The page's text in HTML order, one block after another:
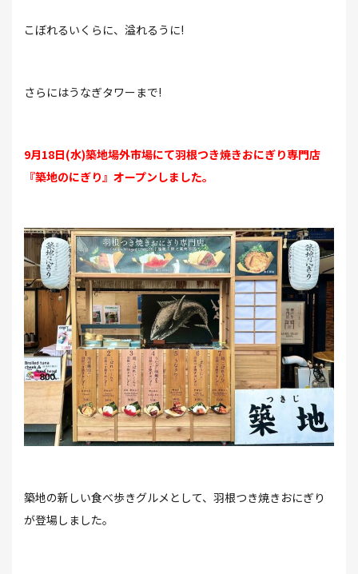
こぼれるいくらに、溢れるうに!
さらにはうなぎタワーまで!
9月18日(水)築地場外市場にて羽根つき焼きおにぎり専門店
『築地のにぎり』オープンしました。
築地の新しい食べ歩きグルメとして、羽根つき焼きおにぎり
が登場しました。